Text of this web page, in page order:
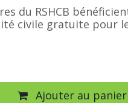
du RSHCB
civile gratuite pour
Ajouter au panier